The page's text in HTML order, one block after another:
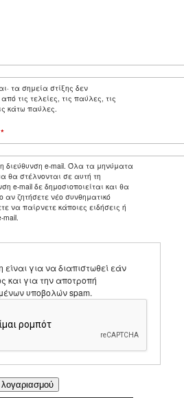
τα σημεία στίξης δεν
τις τελείες, τις παύλες, τις
κάτω παύλες.
*
διεύθυνση e-mail. Όλα τα μηνύματα
θα στέλνονται σε αυτή τη
e-mail δε δημοσιοποιείται και θα
αν ζητήσετε νέο συνθηματικό
να παίρνετε κάποιες ειδήσεις ή
mail.
είναι για να διαπιστωθεί εάν
και για την αποτροπή
υποβολών spam.